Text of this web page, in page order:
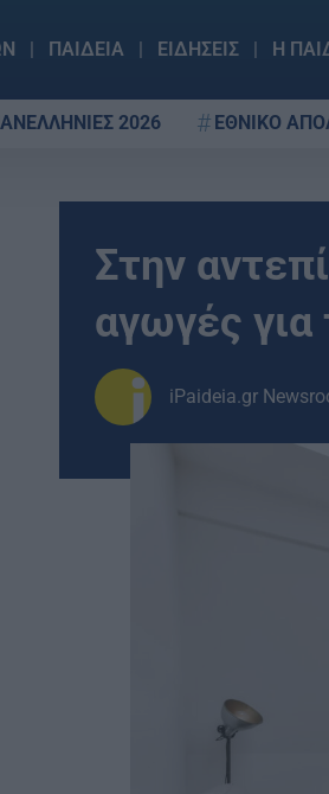
ΠΑΙΔΕΙΑ ΕΙΔΗΣΕΙΣ Η
2026 ΕΘΝΙΚΟ
Στην
αγωγές για
iPaideia.gr